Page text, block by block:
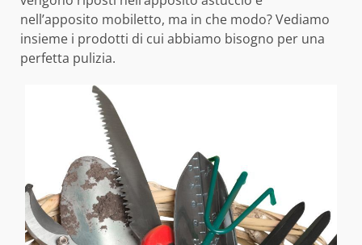
nell’apposito mobiletto, ma in che modo? Vediamo
insieme i prodotti di cui abbiamo bisogno per una
perfetta pulizia.